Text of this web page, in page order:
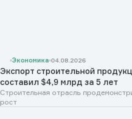
Экономика 04.08.2026
Экспорт строительной
составил $4,9 млрд за 5 лет
Строительная отрасль
рост